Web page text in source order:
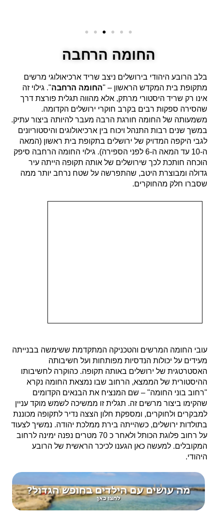
החומה הרחבה
בלב הרובע היהודי בירושלים ניצב שריד ארכיאולוגי מרשים
מתקופת בית המקדש הראשון – "החומה הרחבה". גילוי זה
אינו רק שריד היסטורי מרתק, אלא מהווה תגלית פורצת דרך
שהסירה ספקות רבים בקרב חוקרי ירושלים הקדומה.
משמעותה של החומה חורגת הרבה מעבר להיותה ביצור עתיק.
במשך שנים רבות התנהל ויכוח בין ארכיאולוגים והיסטוריונים
לגבי היקפה המדויק של ירושלים בתקופת בית ראשון (המאה
ה-10 עד המאה ה-6 לפני הספירה). גילוי החומה הרחבה סיפק
הוכחה חותכת לכך שירושלים של אותה תקופה הייתה עיר
גדולה ומבוצרת היטב, שהתפרשה על שטח נרחב יותר ממה
שסברו חלק מהחוקרים.
עובי החומה המרשים והטכניקה המתקדמת ששימשה בבנייתה
מעידים על יכולות הנדסיות מפותחות ועל חשיבותה
האסטרטגית של ירושלים באותה תקופה. כהוקרה לחשיבותו
ההיסטורית של הממצא, הרחוב שבו נמצאת החומה נקרא
"רחוב בוני החומה" – שם המנציח את הבנאים הקדומים
שהקימו ביצור מרשים זה. תגלית זו ממשיכה לשמש מוקד עניין
למבקרים ולחוקרים, ומספקת חלון הצצה נדיר לתקופה מכוננת
בתולדות ירושלים, כשהייתה בירת ממלכת יהודה. נמשיך לצעוד
על רחוב פלוגת הכותל ולאחר כ 70 מטרים נפנה ימינה לרחוב
המקובלים. למעשה כאן הגענו לכיכר הראשית של הרובע
היהודי.